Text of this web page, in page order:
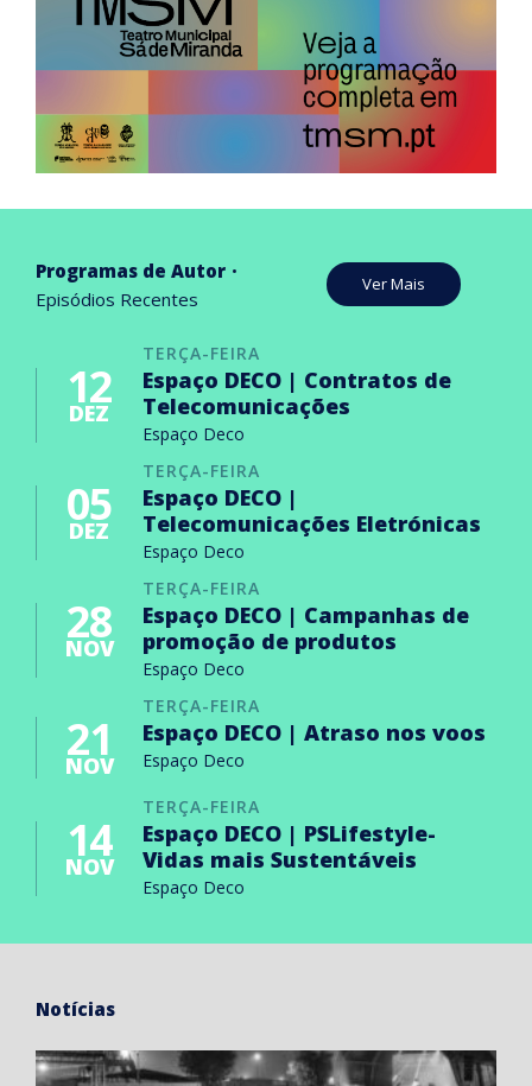
Programas de Autor
Episódios Recentes
Ver Mais
TERÇA-FEIRA
12
DEZ
Espaço DECO | Contratos de
Telecomunicações
Espaço Deco
TERÇA-FEIRA
05
DEZ
Espaço DECO |
Telecomunicações Eletrónicas
Espaço Deco
TERÇA-FEIRA
28
NOV
Espaço DECO | Campanhas de
promoção de produtos
Espaço Deco
TERÇA-FEIRA
21
NOV
Espaço DECO | Atraso nos voos
Espaço Deco
TERÇA-FEIRA
14
NOV
Espaço DECO | PSLifestyle-
Vidas mais Sustentáveis
Espaço Deco
Notícias